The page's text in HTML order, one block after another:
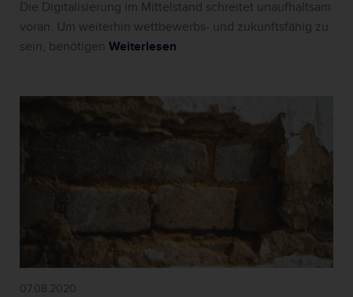
Die Digitalisierung im Mittelstand schreitet unaufhaltsam
voran. Um weiterhin wettbewerbs- und zukunftsfähig zu
sein, benötigen Weiterlesen
07.08.2020